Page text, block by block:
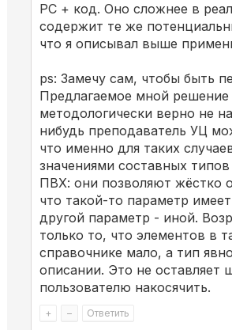
РС + код. Оно сложнее в
содержит те же
что я описывал выше
ps: Замечу сам, чтобы быть
Предлагаемое мной решение
методологически верно не
нибудь преподаватель УЦ
что именно для таких
значениями составных
ПВХ: они позволяют жёстко
что такой-то параметр
другой параметр - иной.
только то, что элементов в
справочнике мало, а тип
описании. Это не оставляет
пользователю накосячить.
+ – Ответить